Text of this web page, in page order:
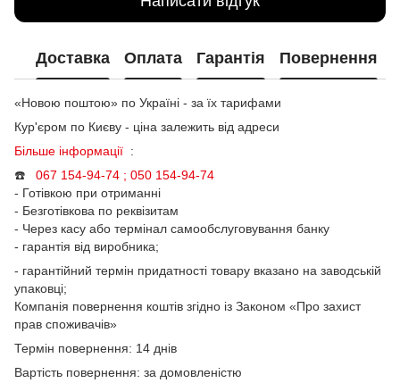
Доставка Оплата Гарантія Повернення
«Новою поштою» по Україні - за їх тарифами
Кур'єром по Києву - ціна залежить від адреси
Більше інформації :
☎️ 067 154-94-74 ; 050 154-94-74
- Готівкою при отриманні
- Безготівкова по реквізитам
- Через касу або термінал самообслуговування банку
- гарантія від виробника;
- гарантійний термін придатності товару вказано на заводській
упаковці;
Компанія повернення коштів згідно із Законом «Про захист
прав споживачів»
Термін повернення: 14 днів
Вартість повернення: за домовленістю